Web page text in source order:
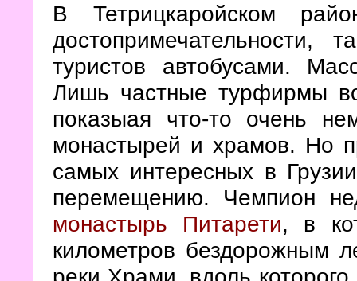
В Тетрицкаройском
туристов автобусами.
Лишь частные турфирмы
показыая что-то очень
монастырей и храмов. Но
самых интересных в
перемещению. Чемпион
монастырь Питарети, в
километров бездорожным